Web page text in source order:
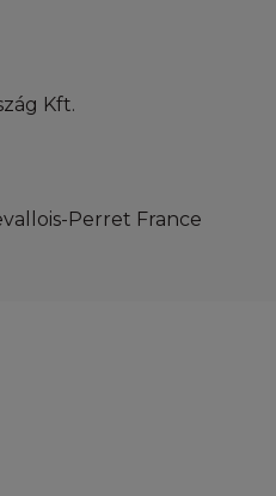
Kft.
Perret France